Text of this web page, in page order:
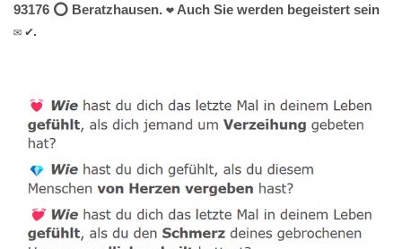
93176 ⭕ Beratzhausen. ❤ Auch Sie werden begeistert sein
✉ ✔.